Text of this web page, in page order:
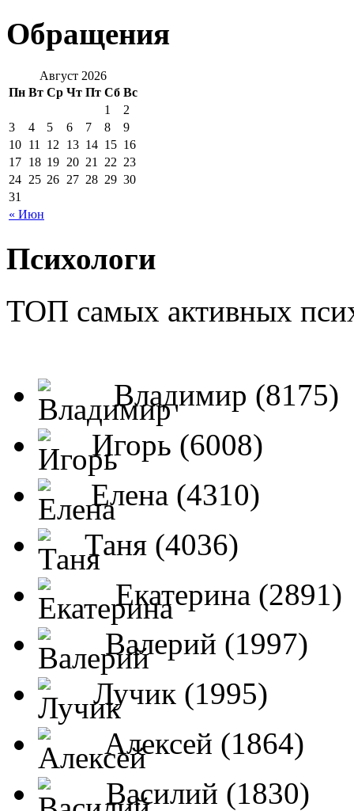
Обращения
Август 2026
Пн Вт Ср Чт Пт Сб Вс
« Июн
1
2
3
4 5 6 7 8
9
10 11 12 13 14 15 16
17 18 19 20 21 22 23
24 25 26 27 28 29 30
31
Психологи
ТОП самых активных
Владимир (8175)
Игорь (6008)
Елена (4310)
Таня (4036)
Екатерина (2891)
Валерий (1997)
Лучик (1995)
Алексей (1864)
Василий (1830)